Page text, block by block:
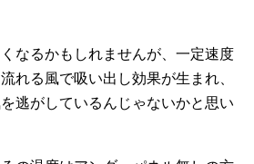
なるかもしれませんが、一定速度
れる風で吸い出し効果が生まれ、
逃がしているんじゃないかと思い